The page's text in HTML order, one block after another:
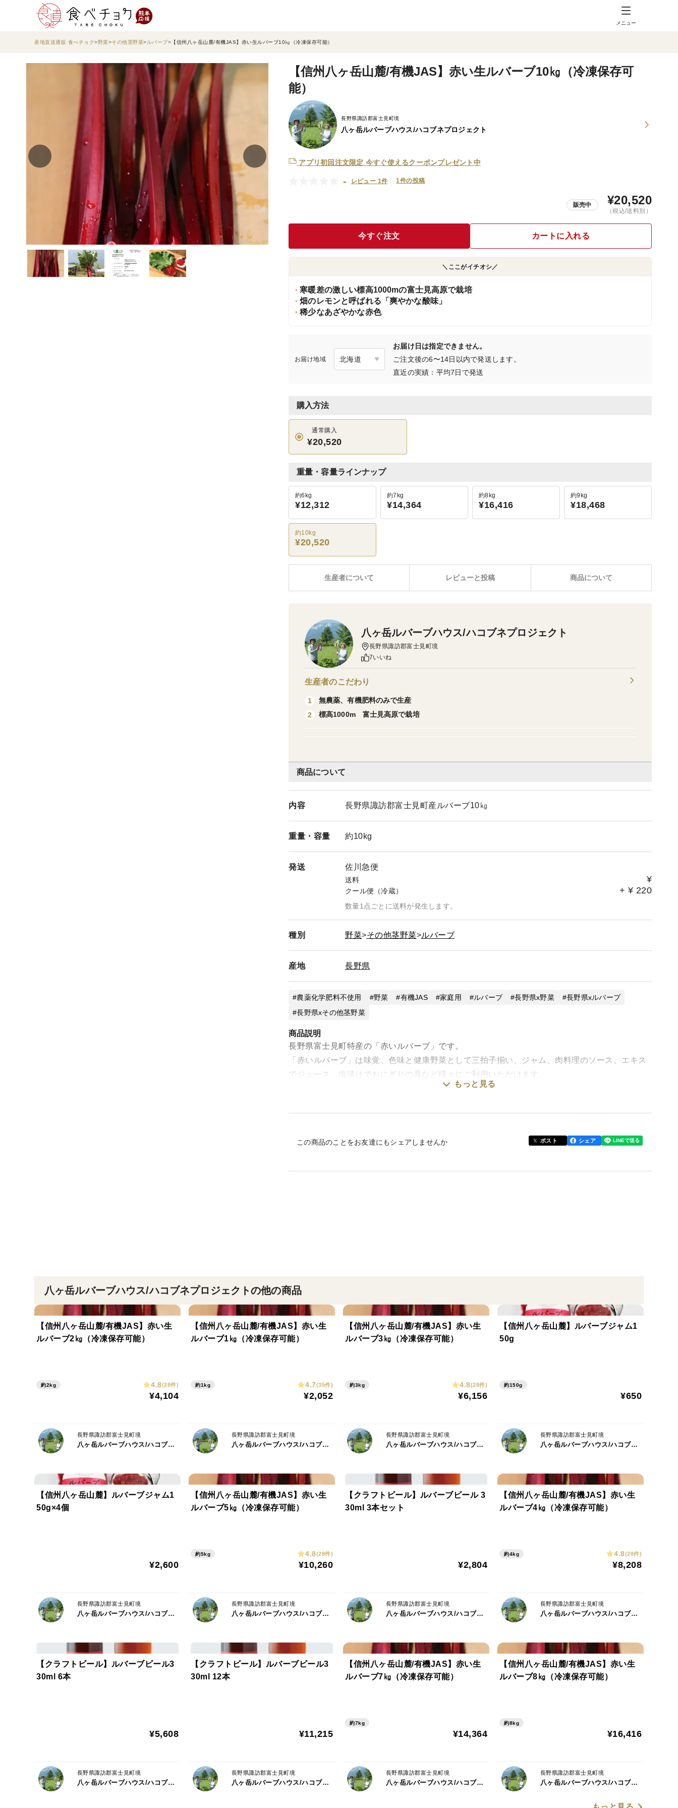
メニュー
産地直送通販 食べチョク 野菜 その他茎野菜 ルバーブ 【信州八ヶ岳山麓/有機JAS】赤い生ルバーブ10㎏（冷凍保存可能）
【信州八ヶ岳山麓/有機JAS】赤い生ルバーブ10㎏（冷凍保存可
能）
長野県諏訪郡富士見町境
八ヶ岳ルバーブハウス/ハコブネプロジェクト
アプリ初回注文限定 今すぐ使えるクーポンプレゼント中
- レビュー 1件 1件の投稿
販売中 ¥20,520
（税込/送料別）
今すぐ注文 カートに入れる
＼ここがイチオシ／
寒暖差の激しい標高1000mの富士見高原で栽培
畑のレモンと呼ばれる「爽やかな酸味」
稀少なあざやかな赤色
お届け地域
お届け日は指定できません。
ご注文後の6〜14日以内で発送します。
直近の実績：平均7日で発送
購入方法
通常購入
¥20,520
重量・容量ラインナップ
約6kg
¥12,312
約7kg
¥14,364
約8kg
¥16,416
約9kg
¥18,468
約10kg
¥20,520
レビューと投稿 商品について
生産者について
商品について
内容 長野県諏訪郡富士見町産ルバーブ10㎏
重量・ 容量 約10kg
発送 佐川急便
送料 ¥
クール便（冷蔵） + ¥ 220
数量1点ごとに送料が発生します。
種別 野菜 その他茎野菜 ルバーブ
産地 長野県
農薬化学肥料不使用 野菜 有機JAS 家庭用 ルバーブ 長野県x野菜
長野県xルバーブ
長野県xその他茎野菜
商品説明
長野県富士見町特産の「赤いルバーブ」です。
「赤いルバーブ」は味覚、色味と健康野菜として三拍子揃い、ジャム、肉料理のソース、エキス
でジュース、塩漬けでおにぎりの具など様々にご利用いただけます。
標高1000ｍの八ヶ岳・富士見高原の爽やかさがお楽しみいただけます。
②「太さ」について
目視で収穫・選別しておりますが太さも個体差がございますので不揃いとなります。
③「味覚」について
収穫初期のルバーブは酸味が強く、夏場は暑さで赤色が退色します。
秋には再び赤色が濃くなりますが収穫初期より酸味が弱まるなどが
④有機JASの格付けについて
資材等の高騰ににより商品にシール等の添付は行いません。約3500株を保有しておりますので
もっと見る
この商品のことをお友達にもシェアしませんか ポスト シェア
八ヶ岳ルバーブハウス/ハコブネプロジェクト
長野県諏訪郡富士見町境
7いいね
生産者のこだわり
1
無農薬、有機肥料のみで生産
2
標高1000m 富士見高原で栽培
八ヶ岳ルバーブハウス/ハコブネプロジェクトの他の商品
【信州八ヶ岳山麓/有機JAS】赤い生
ルバーブ2㎏（冷凍保存可能）
約2kg 4.8(28件)
¥4,104
長野県諏訪郡富士見町境
八ヶ岳ルバーブハウス/ハコブネプロジェクト
【信州八ヶ岳山麓/有機JAS】赤い生
ルバーブ1㎏（冷凍保存可能）
約1kg 4.7(35件)
¥2,052
長野県諏訪郡富士見町境
八ヶ岳ルバーブハウス/ハコブネプロジェクト
【信州八ヶ岳山麓/有機JAS】赤い生
ルバーブ3㎏（冷凍保存可能）
約3kg 4.8(28件)
¥6,156
長野県諏訪郡富士見町境
八ヶ岳ルバーブハウス/ハコブネプロジェクト
【信州八ヶ岳山麓】ルバーブジャム1
50g
約150g
¥650
長野県諏訪郡富士見町境
八ヶ岳ルバーブハウス/ハコブネプロジェクト
【信州八ヶ岳山麓】ルバーブジャム1
50g×4個
¥2,600
長野県諏訪郡富士見町境
八ヶ岳ルバーブハウス/ハコブネプロジェクト
【信州八ヶ岳山麓/有機JAS】赤い生
ルバーブ5㎏（冷凍保存可能）
約5kg 4.8(28件)
¥10,260
長野県諏訪郡富士見町境
八ヶ岳ルバーブハウス/ハコブネプロジェクト
【クラフトビール】ルバーブビール 3
30ml 3本セット
¥2,804
長野県諏訪郡富士見町境
八ヶ岳ルバーブハウス/ハコブネプロジェクト
【信州八ヶ岳山麓/有機JAS】赤い生
ルバーブ4㎏（冷凍保存可能）
約4kg 4.8(28件)
¥8,208
長野県諏訪郡富士見町境
八ヶ岳ルバーブハウス/ハコブネプロジェクト
【クラフトビール】ルバーブビール3
30ml 6本
¥5,608
長野県諏訪郡富士見町境
八ヶ岳ルバーブハウス/ハコブネプロジェクト
【クラフトビール】ルバーブビール3
30ml 12本
¥11,215
長野県諏訪郡富士見町境
八ヶ岳ルバーブハウス/ハコブネプロジェクト
【信州八ヶ岳山麓/有機JAS】赤い生
ルバーブ7㎏（冷凍保存可能）
約7kg
¥14,364
長野県諏訪郡富士見町境
八ヶ岳ルバーブハウス/ハコブネプロジェクト
【信州八ヶ岳山麓/有機JAS】赤い生
ルバーブ8㎏（冷凍保存可能）
約8kg
¥16,416
長野県諏訪郡富士見町境
八ヶ岳ルバーブハウス/ハコブネプロジェクト